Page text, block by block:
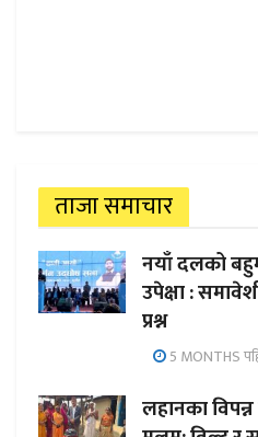
ताजा समाचार
नयाँ दलको
उपेक्षा :
प्रश्न
5 MONTHS
लहानका